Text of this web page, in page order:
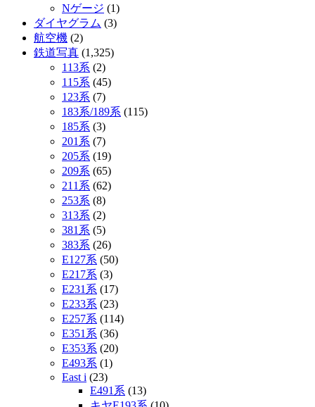
Nゲージ (1)
ダイヤグラム (3)
航空機 (2)
鉄道写真 (1,325)
113系 (2)
115系 (45)
123系 (7)
183系/189系 (115)
185系 (3)
201系 (7)
205系 (19)
209系 (65)
211系 (62)
253系 (8)
313系 (2)
381系 (5)
383系 (26)
E127系 (50)
E217系 (3)
E231系 (17)
E233系 (23)
E257系 (114)
E351系 (36)
E353系 (20)
E493系 (1)
East i (23)
E491系 (13)